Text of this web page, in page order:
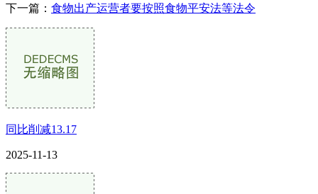
下一篇： 食物出产运营者要按照食物平安法等法令
同比削减13.17
2025-11-13